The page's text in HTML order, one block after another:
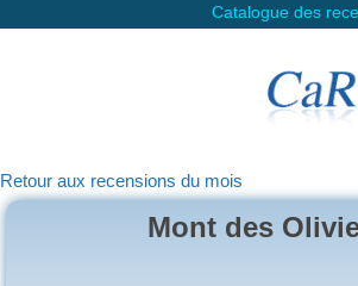
Catalogue des
Retour aux recensions du mois
Mont des